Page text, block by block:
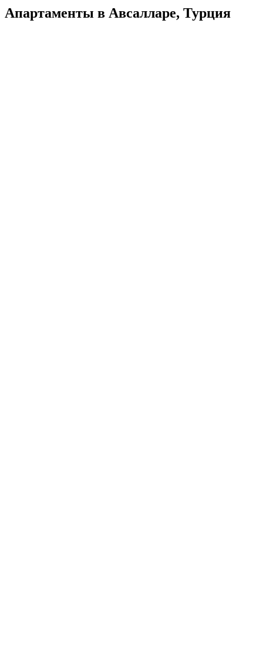
Апартаменты в Авсалларе, Турция